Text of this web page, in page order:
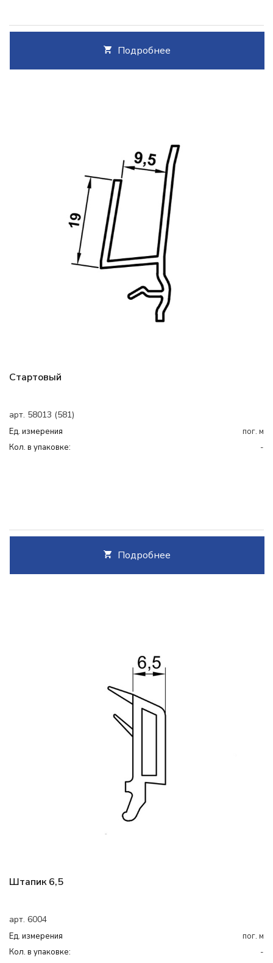
Подробнее
Стартовый
арт. 58013 (581)
Ед. измерения
пог. м
Кол. в упаковке:
-
Подробнее
Штапик 6,5
арт. 6004
Ед. измерения
пог. м
Кол. в упаковке:
-